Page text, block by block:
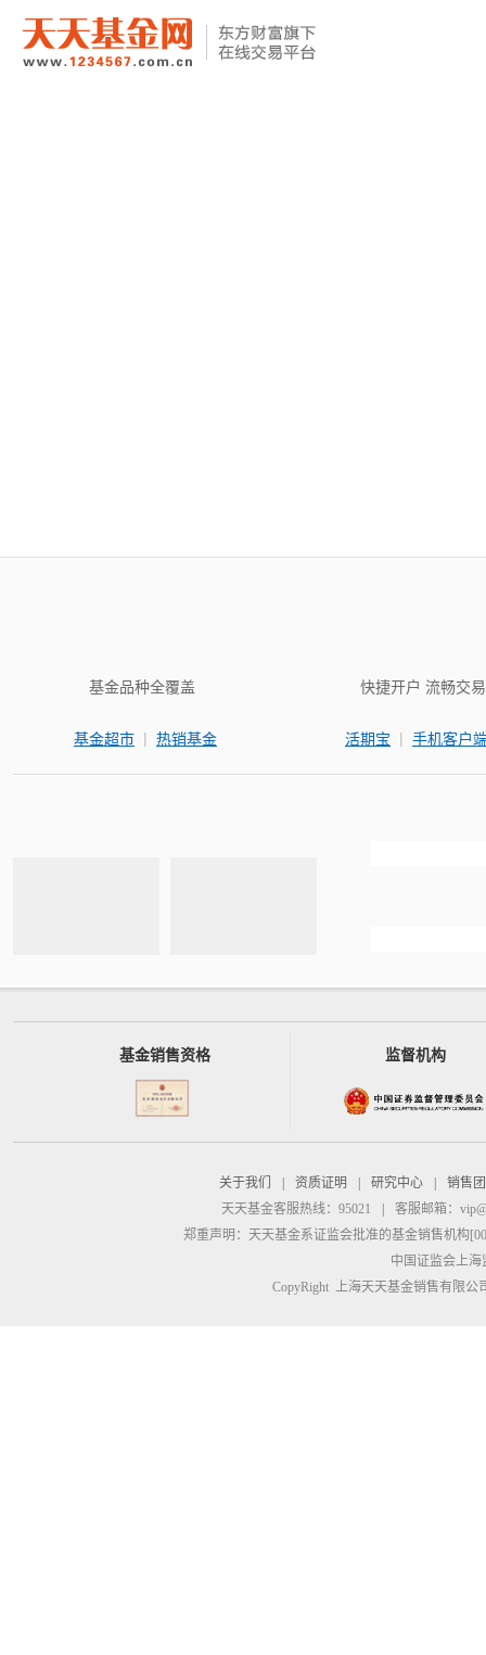
基金品种全覆盖
基金超市 | 热销基金
快捷开户 流畅交易
活期宝 | 手机客户
基金销售资格 监督机构
关于我们 资质证明 研究中心
销售
天天基金客服热线：95021
客服邮箱：
郑重声明： 天天基金系证监会批准的基金销售机构
中国证监会上
CopyRight 上海天天基金销售有限